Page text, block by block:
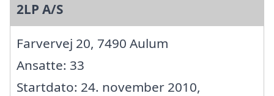
2LP A/S
Farvervej 20, 7490 Aulum
Ansatte: 33
Startdato: 24. november 2010,